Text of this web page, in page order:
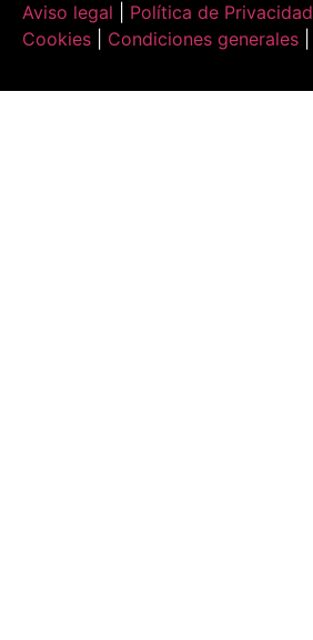
Aviso legal Política de Privacidad
Cookies
Condiciones generales